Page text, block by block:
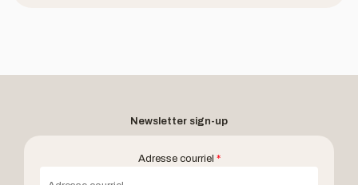
Newsletter sign-up
Adresse courriel *